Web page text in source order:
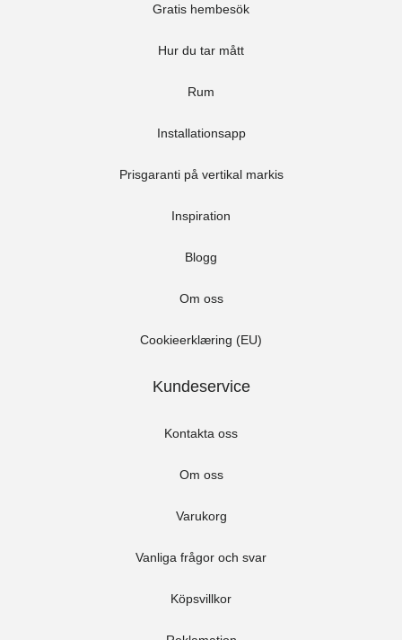
Gratis hembesök
Hur du tar mått
Rum
Installationsapp
Prisgaranti på vertikal markis
Inspiration
Blogg
Om oss
Cookieerklæring (EU)
Kundeservice
Kontakta oss
Om oss
Varukorg
Vanliga frågor och svar
Köpsvillkor